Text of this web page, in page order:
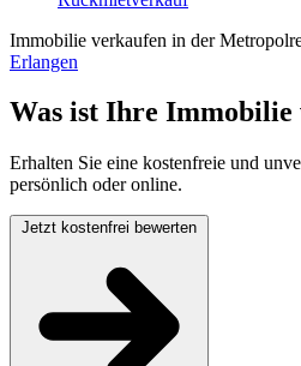
Immobilie verkaufen in der
Erlangen
Was ist Ihre Immobilie
Erhalten Sie eine kostenfreie und
persönlich oder online.